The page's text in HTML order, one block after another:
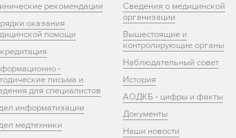
рекомендации
оказания
помощи
-
письма и
для специалистов
информатизации
медтехники
Сведения о медицинской
организации
Вышестоящие и
контролирующие органы
Наблюдательный совет
История
АОДКБ - цифры и факты
Документы
Наши новости